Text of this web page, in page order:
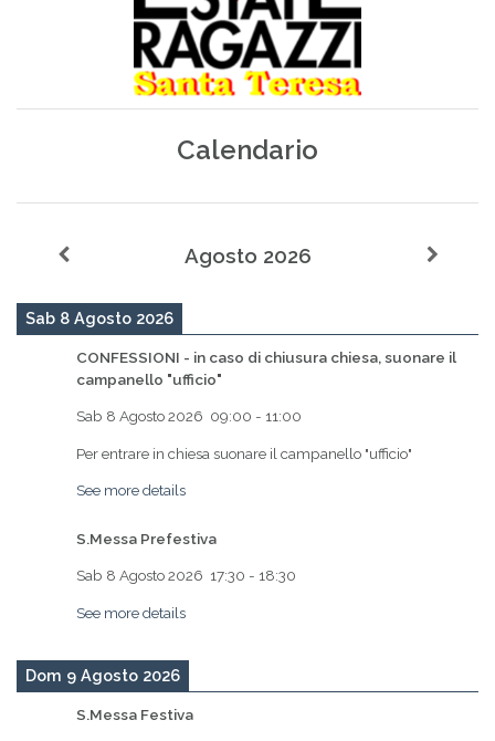
Calendario
Agosto 2026
Sab 8 Agosto 2026
CONFESSIONI - in caso di chiusura chiesa, suonare il
campanello "ufficio"
Sab 8 Agosto 2026 09:00 - 11:00
Per entrare in chiesa suonare il campanello "ufficio"
See more details
S.Messa Prefestiva
Sab 8 Agosto 2026 17:30 - 18:30
See more details
Dom 9 Agosto 2026
S.Messa Festiva